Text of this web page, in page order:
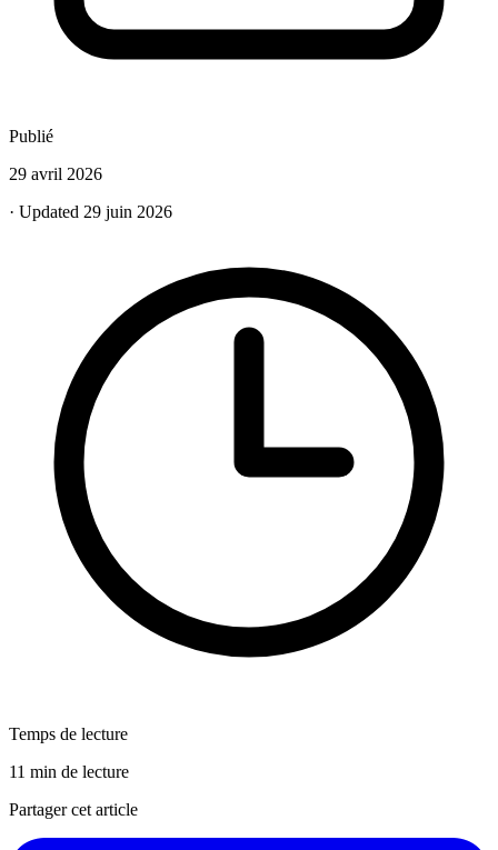
Publié
29 avril 2026
· Updated 29 juin 2026
Temps de lecture
11 min de lecture
Partager cet article